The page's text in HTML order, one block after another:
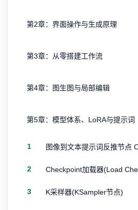
第2章：界面操作与生成原理
第3章：从零搭建工作流
第4章：图生图与局部编辑
第5章：模型体系、LoRA与提示词
1 图像到文本提示词反推节点
2 Checkpoint加载器(Load
3 K采样器(KSampler节点)